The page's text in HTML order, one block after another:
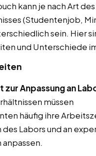
kann je nach Art des
(Studentenjob,
sein. Hier
und Unterschiede
Anpassung an
müssen
häufig ihre
Labors und an